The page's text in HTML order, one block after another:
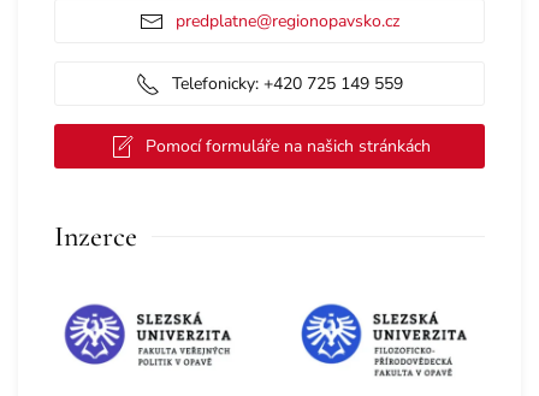
predplatne@regionopavsko.cz
Telefonicky: +420 725 149 559
Pomocí formuláře na našich stránkách
Inzerce